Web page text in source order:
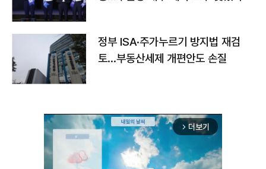
정부 ISA·주가누르기 방지법 재검
토…부동산세제 개편안도 손질
arrow_forward_ios 더보기